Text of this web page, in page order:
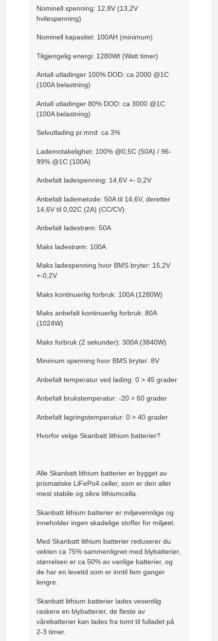
Nominell spenning: 12,8V (13,2V
hvilespenning)
Nominell kapasitet: 100AH (minimum)
Tilgjengelig energi: 1280Wt (Watt timer)
Antall utladinger 100% DOD: ca 2000 @1C
(100A belastning)
Antall utladinger 80% DOD: ca 3000 @1C
(100A belastning)
Selvutlading pr.mnd: ca 3%
Lademotakelighet: 100% @0,5C (50A) / 96-
99% @1C (100A)
Anbefalt ladespenning: 14,6V +- 0,2V
Anbefalt lademetode: 50A til 14,6V, deretter
14,6V til 0,02C (2A) (CC/CV)
Anbefalt ladestrøm: 50A
Maks ladestrøm: 100A
Maks ladespenning hvor BMS bryter: 15,2V
+-0,2V
Maks kontinuerlig forbruk: 100A (1280W)
Maks anbefalt kontinuerlig forbruk: 80A
(1024W)
Maks forbruk (2 sekunder): 300A (3840W)
Minimum spenning hvor BMS bryter: 8V
Anbefalt temperatur ved lading: 0 > 45 grader
Anbefalt brukstemperatur: -20 > 60 grader
Anbefalt lagringstemperatur: 0 > 40 grader
Hvorfor velge Skanbatt lithium batterier?
Alle Skanbatt lithium batterier er bygget av
prismatiske LiFePo4 celler, som er den aller
mest stabile og sikre lithiumcella.
Skanbatt lithium batterier er miljøvennlige og
inneholder ingen skadelige stoffer for miljøet.
Med Skanbatt lithium batterier reduserer du
vekten ca 75% sammenlignet med blybatterier,
størrelsen er ca 50% av vanlige batterier, og
de har en levetid som er inntil fem ganger
lengre.
Skanbatt lithium batterier lades vesentlig
raskere en blybatterier, de fleste av
vårebatterier kan lades fra tomt til fulladet på
2-3 timer.